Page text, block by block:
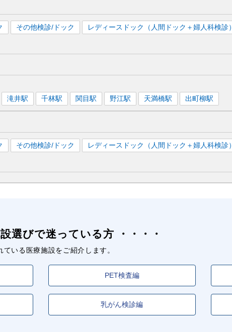
その他検診/ドック
レディースドック（人間ドック＋婦人科検診）
滝井駅 千林駅 関目駅 野江駅 天満橋駅 出町柳駅
その他検診/ドック
レディースドック（人間ドック＋婦人科検診）
選びで迷っている方
ている医療施設をご紹介します。
PET検査編
乳がん検診編